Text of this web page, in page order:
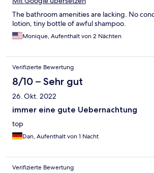
The bathroom amenities are lacking. No
lotion, tiny bottle of awful shampoo.
Monique, Aufenthalt von 2 Nächten
Verifizierte Bewertung
8/10 – Sehr gut
26. Okt. 2022
immer eine gute Uebernachtung
top
Dan, Aufenthalt von 1 Nacht
Verifizierte Bewertung